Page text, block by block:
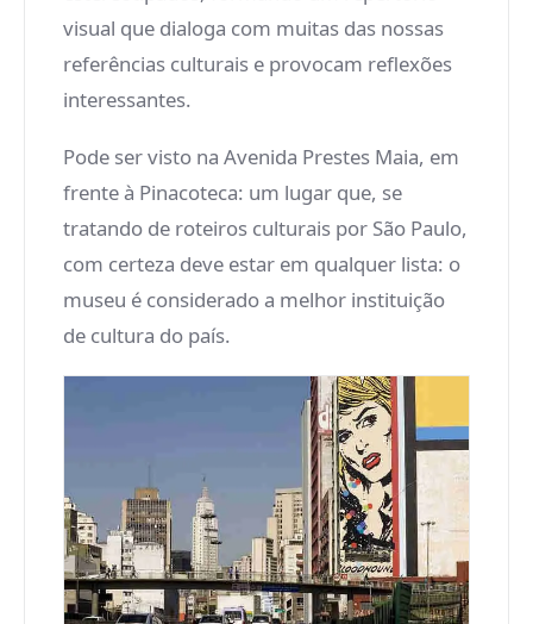
visual que dialoga com muitas das nossas
referências culturais e provocam reflexões
interessantes.
Pode ser visto na Avenida Prestes Maia, em
frente à Pinacoteca: um lugar que, se
tratando de roteiros culturais por São Paulo,
com certeza deve estar em qualquer lista: o
museu é considerado a melhor instituição
de cultura do país.